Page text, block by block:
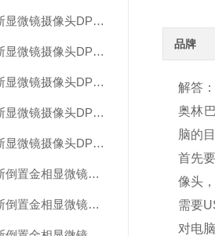
奥林巴斯显微镜摄像头DP22
奥林巴斯显微镜摄像头DP80
奥林巴斯显微镜摄像头DP73
奥林巴斯显微镜摄像头DP26
奥林巴斯显微镜摄像头DP21
奥林巴斯倒置金相显微镜GX71
奥林巴斯倒置金相显微镜GX51
品牌
解答
奥林
脑的
首先
像头
需要
对电